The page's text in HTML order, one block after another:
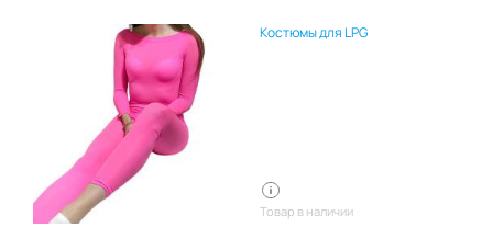
Костюмы для LPG
Товар в наличии